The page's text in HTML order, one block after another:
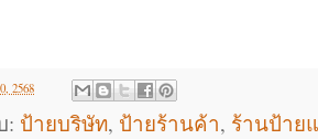
2568
: ป้ายบริษัท, ป้ายร้านค้า, ร้านป้าย